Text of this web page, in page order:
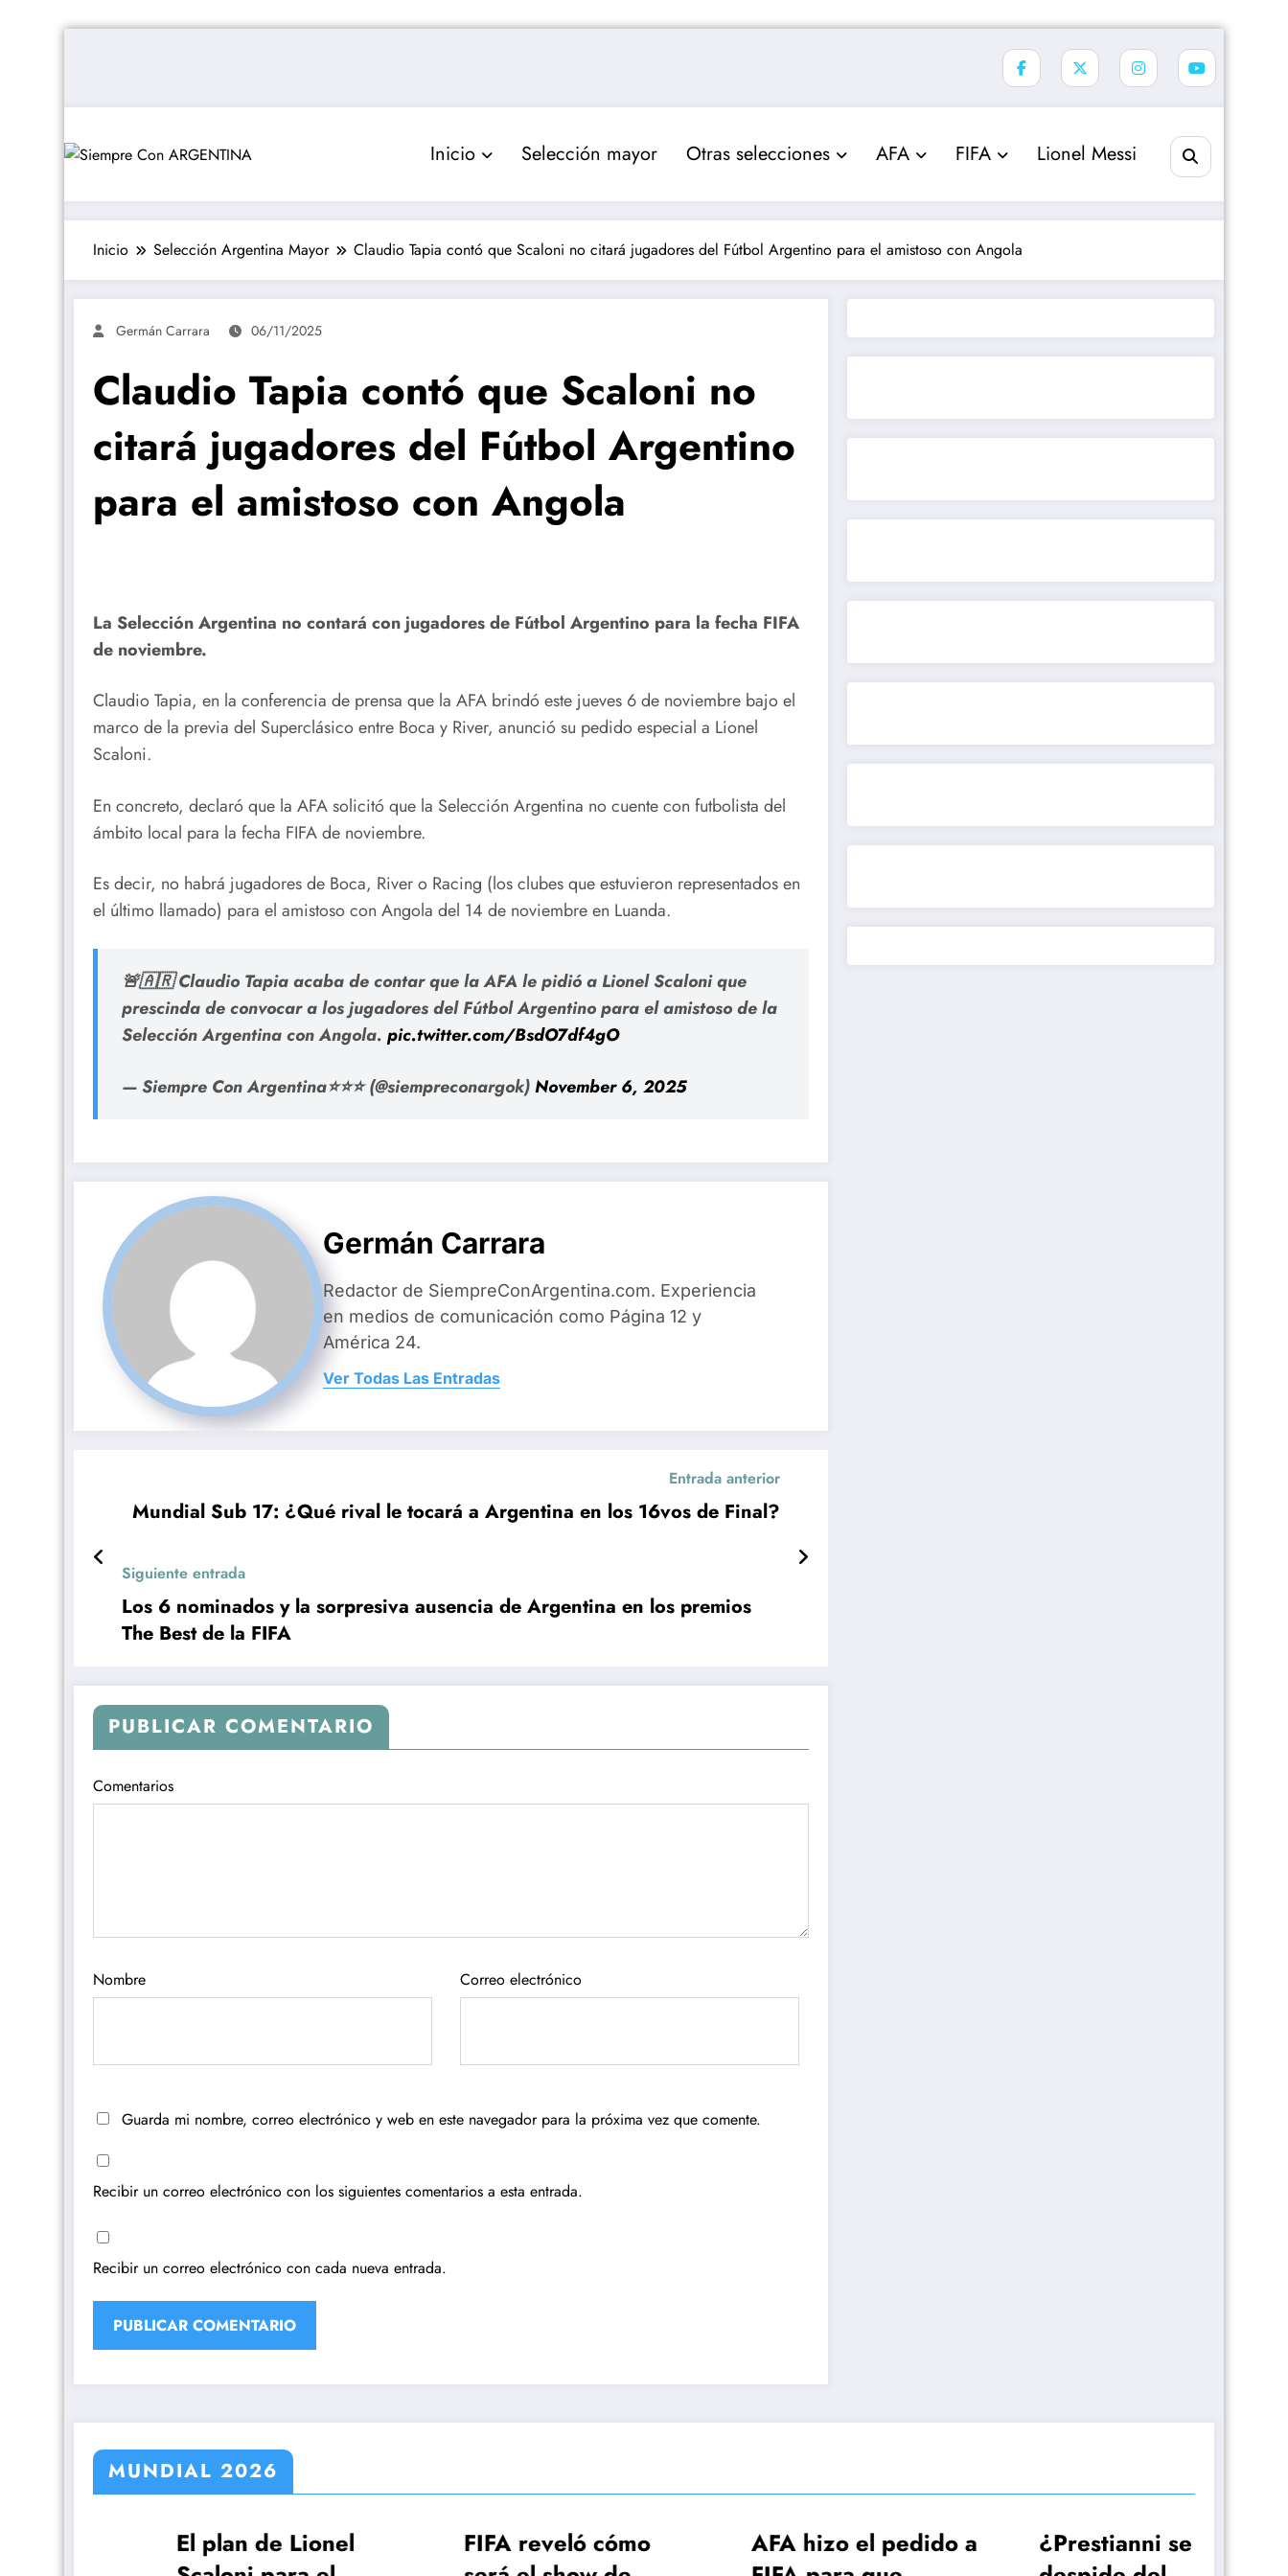
Inicio Selección mayor Otras selecciones AFA FIFA Lionel Messi
Inicio Selección Argentina Mayor Claudio Tapia contó que Scaloni no citará jugadores del Fútbol Argentino para el amistoso con Angola
Germán Carrara 06/11/2025
Claudio Tapia contó que Scaloni no
citará jugadores del Fútbol Argentino
para el amistoso con Angola
La Selección Argentina no contará con jugadores de Fútbol Argentino para la fecha FIFA
de noviembre.
Claudio Tapia, en la conferencia de prensa que la AFA brindó este jueves 6 de noviembre bajo el
marco de la previa del Superclásico entre Boca y River, anunció su pedido especial a Lionel
Scaloni.
En concreto, declaró que la AFA solicitó que la Selección Argentina no cuente con futbolista del
ámbito local para la fecha FIFA de noviembre.
Es decir, no habrá jugadores de Boca, River o Racing (los clubes que estuvieron representados en
el último llamado) para el amistoso con Angola del 14 de noviembre en Luanda.
🚨🇦🇷 Claudio Tapia acaba de contar que la AFA le pidió a Lionel Scaloni que
prescinda de convocar a los jugadores del Fútbol Argentino para el amistoso de la
Selección Argentina con Angola. pic.twitter.com/BsdO7df4gO
— Siempre Con Argentina⭐⭐⭐ (@siempreconargok)November 6, 2025
Germán Carrara
Redactor de SiempreConArgentina.com. Experiencia
en medios de comunicación como Página 12 y
América 24.
Ver Todas Las Entradas
Entrada anterior
Mundial Sub 17: ¿Qué rival le tocará a Argentina en los 16vos de Final?
Siguiente entrada
Los 6 nominados y la sorpresiva ausencia de Argentina en los premios
The Best de la FIFA
PUBLICAR COMENTARIO
Comentarios
Nombre Correo electrónico
Guarda mi nombre, correo electrónico y web en este navegador para la próxima vez que comente.
Recibir un correo electrónico con los siguientes comentarios a esta entrada.
Recibir un correo electrónico con cada nueva entrada.
MUNDIAL 2026
El plan de Lionel
FIFA reveló cómo
AFA hizo el pedido a
¿Prestianni se